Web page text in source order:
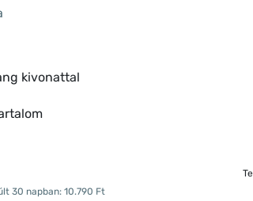
kivonattal
30 napban: 10.790 Ft